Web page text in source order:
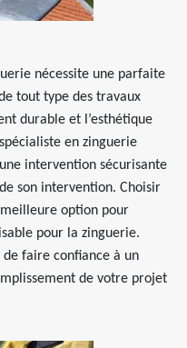
nécessite une parfaite
tout type des travaux
durable et l’esthétique
en zinguerie
intervention sécurisante
son intervention. Choisir
option pour
pour la zinguerie.
de faire confiance à un
de votre projet